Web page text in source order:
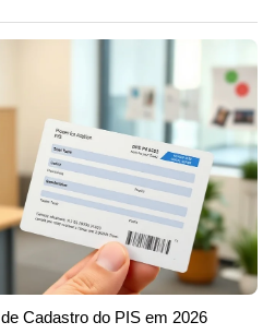
Cadastro do PIS em 2026